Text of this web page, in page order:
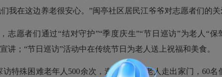
我在这边养老很安心。”闽亭社区居民江爷爷对志愿者们的关
者们通过“结对守护”“季度庆生”“节日巡访”为老人“保
讲；“节日巡访”活动中在传统节日为老人送上祝福和美食。
殊困难老年人500余次，邀请近百位老人走出家门，60名